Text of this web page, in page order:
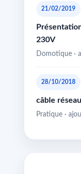
21/02/2019
230V
Domotique ·
28/10/2018
câble réseau
Pratique ·